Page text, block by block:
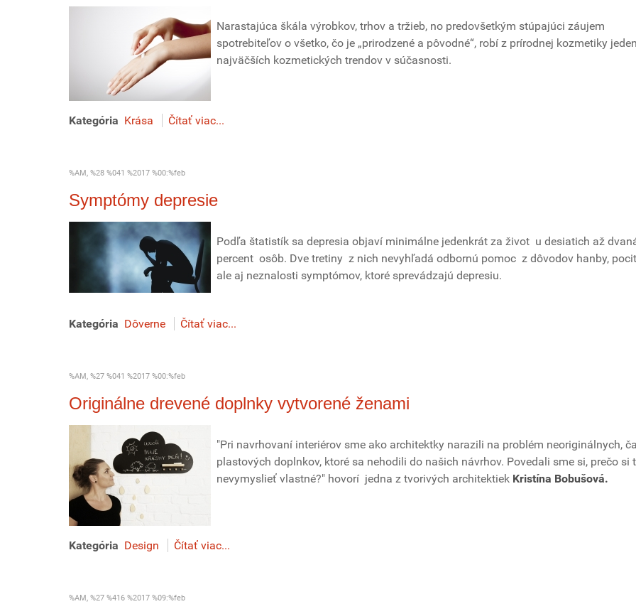
Narastajúca škála výrobkov, trhov a tržieb, no predovšetkým stúpajúci záujem
spotrebiteľov o všetko, čo je „prirodzené a pôvodné“, robí z prírodnej kozmetiky
najväčších kozmetických trendov v súčasnosti.
Kategória Krása Čítať viac...
%AM, %28 %041 %2017 %00:%feb
Symptómy depresie
Podľa štatistík sa depresia objaví minimálne jedenkrát za život u desiatich až
percent osôb. Dve tretiny z nich nevyhľadá odbornú pomoc z dôvodov hanby,
ale aj neznalosti symptómov, ktoré sprevádzajú depresiu.
Kategória Dôverne Čítať viac...
%AM, %27 %041 %2017 %00:%feb
Originálne drevené doplnky vytvorené ženami
"Pri navrhovaní interiérov sme ako architektky narazili na problém neoriginálnych,
plastových doplnkov, ktoré sa nehodili do našich návrhov. Povedali sme si, prečo si
nevymyslieť vlastné?" hovorí jedna z tvorivých architektiek Kristína Bobušová.
Kategória Design Čítať viac...
%AM, %27 %416 %2017 %09:%feb